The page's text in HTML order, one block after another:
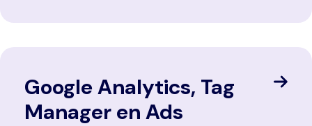
Google Analytics, Tag
Manager en Ads